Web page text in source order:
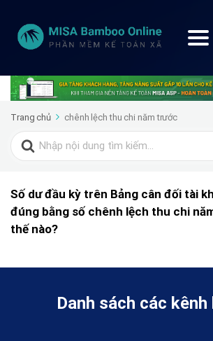
Trang chủ chênh lệch thu chi năm trước
Search
for:
Số dư đầu kỳ trên Bảng cân đối tài
đúng bằng số chênh lệch thu chi
thế nào?
Danh sách các